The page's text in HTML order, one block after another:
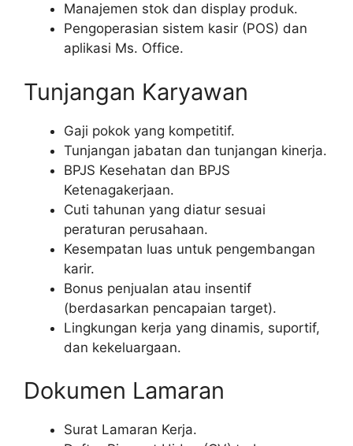
Manajemen stok dan display produk.
Pengoperasian sistem kasir (POS) dan
aplikasi Ms. Office.
Tunjangan Karyawan
Gaji pokok yang kompetitif.
Tunjangan jabatan dan tunjangan kinerja.
BPJS Kesehatan dan BPJS
Ketenagakerjaan.
Cuti tahunan yang diatur sesuai
peraturan perusahaan.
Kesempatan luas untuk pengembangan
karir.
Bonus penjualan atau insentif
(berdasarkan pencapaian target).
Lingkungan kerja yang dinamis, suportif,
dan kekeluargaan.
Dokumen Lamaran
Surat Lamaran Kerja.